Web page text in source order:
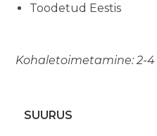
Toodetud Eestis
Kohaletoimetamine: 2-
SUURUS